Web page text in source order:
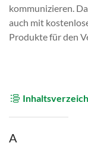
A
kommunizieren.
auch mit
Produkte für den